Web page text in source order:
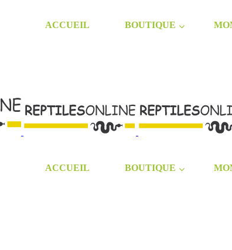
ACCUEIL BOUTIQUE
ACCUEIL BOUTIQUE